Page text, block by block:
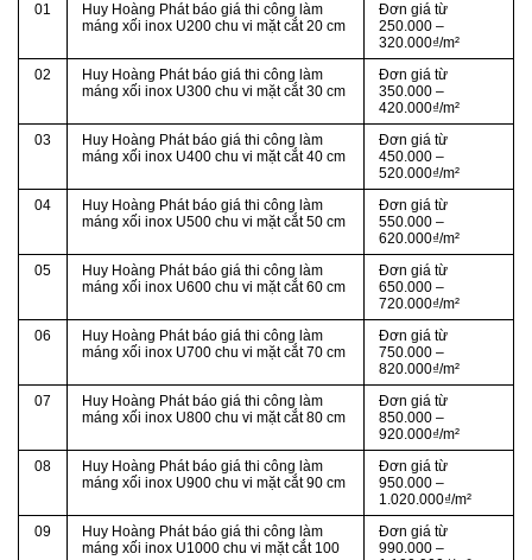
01
Huy Hoàng Phát báo giá thi công làm
máng xối inox U200 chu vi mặt cắt 20 cm
Đơn giá từ
250.000 –
320.000₫/m²
02
Huy Hoàng Phát báo giá thi công làm
máng xối inox U300 chu vi mặt cắt 30 cm
Đơn giá từ
350.000 –
420.000₫/m²
03
Huy Hoàng Phát báo giá thi công làm
máng xối inox U400 chu vi mặt cắt 40 cm
Đơn giá từ
450.000 –
520.000₫/m²
04
Huy Hoàng Phát báo giá thi công làm
máng xối inox U500 chu vi mặt cắt 50 cm
Đơn giá từ
550.000 –
620.000₫/m²
05
Huy Hoàng Phát báo giá thi công làm
máng xối inox U600 chu vi mặt cắt 60 cm
Đơn giá từ
650.000 –
720.000₫/m²
06
Huy Hoàng Phát báo giá thi công làm
máng xối inox U700 chu vi mặt cắt 70 cm
Đơn giá từ
750.000 –
820.000₫/m²
07
Huy Hoàng Phát báo giá thi công làm
máng xối inox U800 chu vi mặt cắt 80 cm
Đơn giá từ
850.000 –
920.000₫/m²
08
Huy Hoàng Phát báo giá thi công làm
máng xối inox U900 chu vi mặt cắt 90 cm
Đơn giá từ
950.000 –
1.020.000₫/m²
09
Huy Hoàng Phát báo giá thi công làm
máng xối inox U1000 chu vi mặt cắt 100
Đơn giá từ
990.000 –